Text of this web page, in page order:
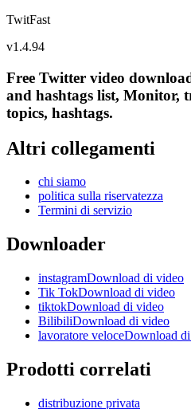
TwitFast
v1.4.94
Free Twitter video
and hashtags list, Monitor,
topics, hashtags.
Altri collegamenti
chi siamo
politica sulla riservatezza
Termini di servizio
Downloader
instagramDownload di video
Tik TokDownload di video
tiktokDownload di video
BilibiliDownload di video
lavoratore veloceDownload
Prodotti correlati
distribuzione privata